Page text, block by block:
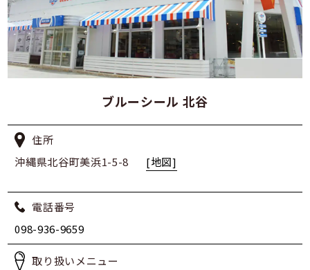
ブルーシール 北谷
住所
沖縄県北谷町美浜1-5-8
[地図]
電話番号
098-936-9659
取り扱いメニュー